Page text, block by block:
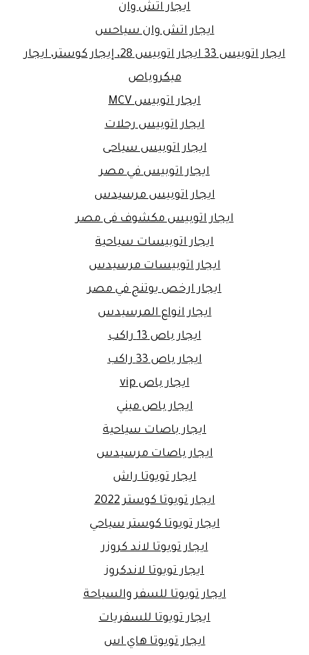
ايجار اتش وان
ايجار اتش وان سياحس
ايجار اتوبيس 33 ايجار اتوبيس 28، إيجار كوستر، ايجار
ميكروباص
ايجار اتوبيس MCV
ايجار اتوبيس رحلات
ايجار اتوبيس سياحى
ايجار اتوبيس في مصر
ايجار اتوبيس مرسيدس
ايجار اتوبيس مكشوف فى مصر
ايجار اتوبيسات سياحية
ايجار اتوبيسات مرسيدس
ايجار ارخص يوتنج في مصر
ايجار انواع المرسيدس
ايجار باص 13 راكب
ايجار باص 33 راكب
ايجار باص vip
ايجار باص ميني
ايجار باصات سياحية
ايجار باصات مرسيدس
ايجار تويوتا راش
ايجار تويوتا كوستر 2022
ايجار تويوتا كوستر سياحي
ايجار تويوتا لاند كروزر
ايجار تويوتا لاندكروز
ايجار تويوتا للسفر والسياحة
ايجار تويوتا للسفريات
ايجار تويوتا هاي اس